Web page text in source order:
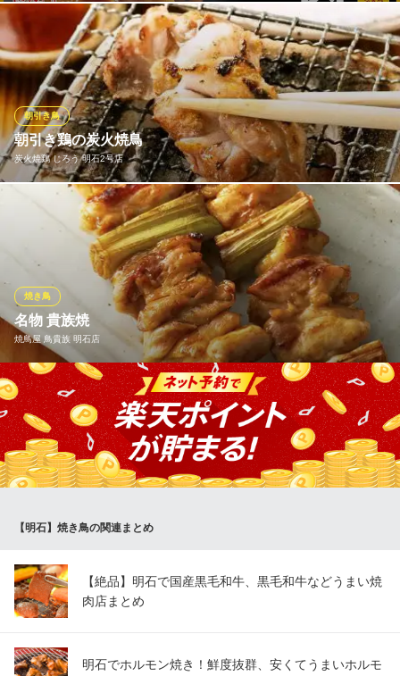
兵庫県明石市大久保町駅前1-10-3 おぎのビル2 1F
おいしい焼鳥は鮮度が大事。価格・味わいともに 満足いただける
焼鳥を追求した結果、 鳥貴族の焼鳥は国産鶏肉を使用しておりま
す。
焼鳥屋 鳥貴族 西明石店
焼鳥
ＪＲ神戸線西明石駅東口 徒歩2分
兵庫県明石市和坂12-12 3F
朝引き鶏の炭火焼鳥
炭火焼鶏 じろう 明石2号店
朝引き鳥
看板メニューは朝引きの新鮮な鶏を使用した焼鳥。鮮度の良い鶏
肉を使用することで、旨味とジューシーさをしっかり感じられる
仕上がりです。炭火でじっくり焼き上げることで、外は香ばしく
中はふっくらとした食感に。定番串から、希少部位まで幅広く楽
しめます。炭火の香りと肉の旨味が合わさり、お酒との相性も抜
群です。
炭火焼鶏 じろう 明石2号店
地鶏居酒屋 創作料理
ＪＲ神戸線明石駅 徒歩5分
兵庫県明石市大明石町1-11-1 1F
名物 貴族焼
焼鳥屋 鳥貴族 明石店
焼き鳥
一串に90gという大きさを誇る「名物 貴族焼」は鳥貴族のこだわ
り。 鳥貴族の圧倒的な人気No.1メニューです。 おいしくて大きな
焼鳥でお客様も満足していただけると信じています。
焼鳥屋 鳥貴族 明石店
兵庫県明石市東仲ノ町11-25 テネシービル2F
【明石】焼き鳥の関連まとめ
【絶品】明石で国産黒毛和牛、黒毛和牛などうまい焼
肉店まとめ
明石でホルモン焼き！鮮度抜群、安くてうまいホルモ